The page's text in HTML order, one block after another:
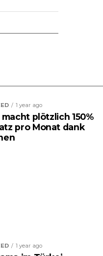
1 year ago
plötzlich 150%
pro Monat dank
1 year ago